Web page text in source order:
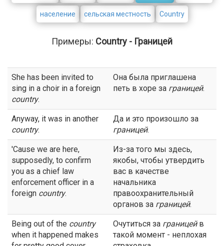
население сельская местность Country
Примеры: Country - Границей
She has been invited to
sing in a choir in a foreign
country.
Она была приглашена
петь в хоре за границей.
Anyway, it was in another
country.
Да и это произошло за
границей.
'Cause we are here,
supposedly, to confirm
you as a chief law
enforcement officer in a
foreign country.
Из-за того мы здесь,
якобы, чтобы утвердить
вас в качестве
начальника
правоохранительный
органов за границей.
Being out of the country
when it happened makes
Очутиться за границейв
такой момент - неплохая